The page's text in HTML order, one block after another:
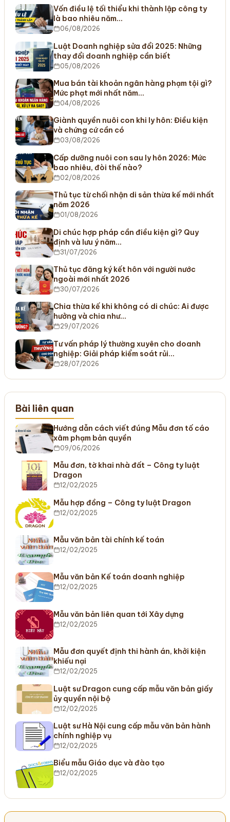
Vốn điều lệ tối thiểu khi thành lập công ty
là bao nhiêu năm…
06/08/2026
Luật Doanh nghiệp sửa đổi 2025: Những
thay đổi doanh nghiệp cần biết
05/08/2026
Mua bán tài khoản ngân hàng phạm tội gì?
Mức phạt mới nhất năm…
04/08/2026
Giành quyền nuôi con khi ly hôn: Điều kiện
và chứng cứ cần có
03/08/2026
Cấp dưỡng nuôi con sau ly hôn 2026: Mức
bao nhiêu, đòi thế nào?
02/08/2026
Thủ tục từ chối nhận di sản thừa kế mới nhất
năm 2026
01/08/2026
Di chúc hợp pháp cần điều kiện gì? Quy
định và lưu ý năm…
31/07/2026
Thủ tục đăng ký kết hôn với người nước
ngoài mới nhất 2026
30/07/2026
Chia thừa kế khi không có di chúc: Ai được
hưởng và chia như…
29/07/2026
Tư vấn pháp lý thường xuyên cho doanh
nghiệp: Giải pháp kiểm soát rủi…
28/07/2026
Bài liên quan
Hướng dẫn cách viết đúng Mẫu đơn tố cáo
xâm phạm bản quyền
09/06/2026
Mẫu đơn, tờ khai nhà đất – Công ty luật
Dragon
12/02/2025
Mẫu hợp đồng – Công ty luật Dragon
12/02/2025
Mẫu văn bản tài chính kế toán
12/02/2025
Mẫu văn bản Kế toán doanh nghiệp
12/02/2025
Mẫu văn bản liên quan tới Xây dựng
12/02/2025
Mẫu đơn quyết định thi hành án, khởi kiện
khiếu nại
12/02/2025
Luật sư Dragon cung cấp mẫu văn bản giấy
ủy quyền nội bộ
12/02/2025
Luật sư Hà Nội cung cấp mẫu văn bản hành
chính nghiệp vụ
12/02/2025
Biểu mẫu Giáo dục và đào tạo
12/02/2025